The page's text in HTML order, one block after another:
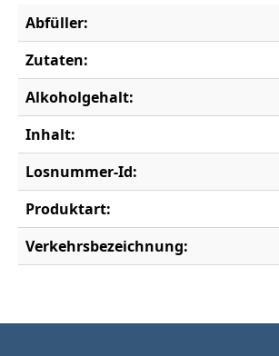
Abfüller:
Zutaten:
Alkoholgehalt:
Inhalt:
Losnummer-Id:
Produktart:
Verkehrsbezeichnung: